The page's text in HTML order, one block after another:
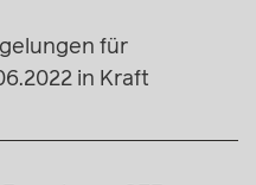
2023 – viel